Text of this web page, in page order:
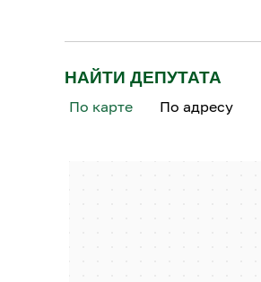
НАЙТИ ДЕПУТАТА
По карте По адресу